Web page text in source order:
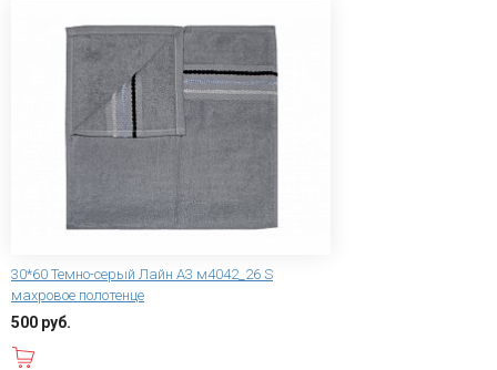
30*60 Темно-серый Лайн А3 м4042_26 S
махровое полотенце
500 руб.